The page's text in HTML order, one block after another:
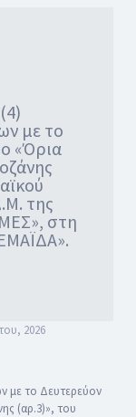
με το
«Όρια
της
στη
2026
με το Δευτερεύον
(αρ.3)», του